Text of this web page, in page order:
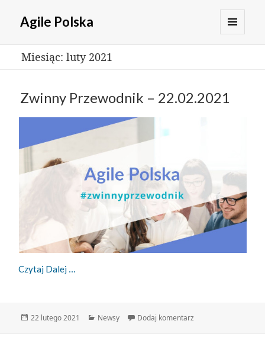
Agile Polska
Miesiąc: luty 2021
Zwinny Przewodnik – 22.02.2021
Czytaj Dalej
Data
22 lutego 2021 Kategorie
Newsy Dodaj komentarz